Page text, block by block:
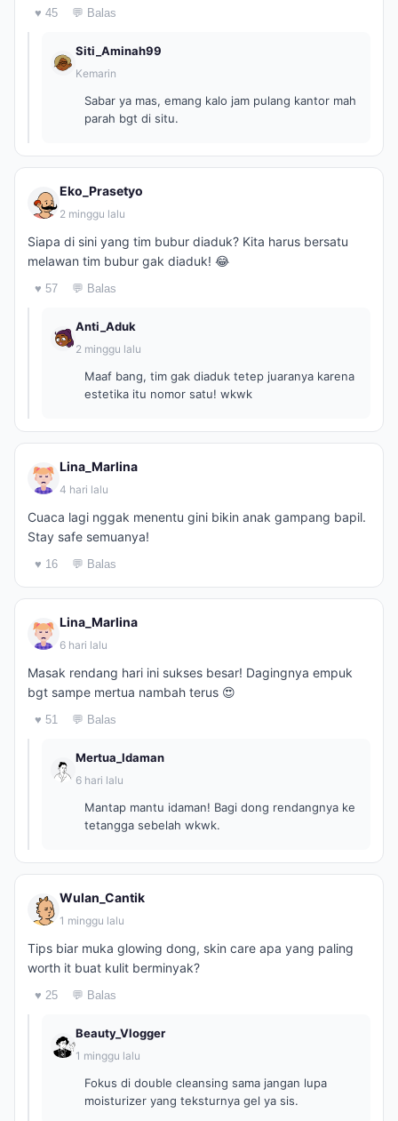
♥ 45 💬 Balas
Siti_Aminah99
Kemarin
Sabar ya mas, emang kalo jam pulang kantor mah
parah bgt di situ.
Eko_Prasetyo
2 minggu lalu
Siapa di sini yang tim bubur diaduk? Kita harus bersatu
melawan tim bubur gak diaduk! 😂
♥ 57 💬 Balas
Anti_Aduk
2 minggu lalu
Maaf bang, tim gak diaduk tetep juaranya karena
estetika itu nomor satu! wkwk
Lina_Marlina
4 hari lalu
Cuaca lagi nggak menentu gini bikin anak gampang bapil.
Stay safe semuanya!
♥ 16 💬 Balas
Lina_Marlina
6 hari lalu
Masak rendang hari ini sukses besar! Dagingnya empuk
bgt sampe mertua nambah terus 😍
♥ 51 💬 Balas
Mertua_Idaman
6 hari lalu
Mantap mantu idaman! Bagi dong rendangnya ke
tetangga sebelah wkwk.
Wulan_Cantik
1 minggu lalu
Tips biar muka glowing dong, skin care apa yang paling
worth it buat kulit berminyak?
♥ 25 💬 Balas
Beauty_Vlogger
1 minggu lalu
Fokus di double cleansing sama jangan lupa
moisturizer yang teksturnya gel ya sis.